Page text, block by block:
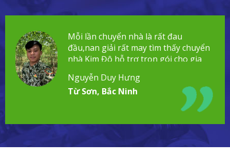
Mỗi lần chuyển nhà là rất đau
đầu,nan giải rất may tìm thấy chuyển
nhà Kim Đô hỗ trợ trọn gói cho gia
Nguyễn Duy Hưng
Từ Sơn, Bắc Ninh